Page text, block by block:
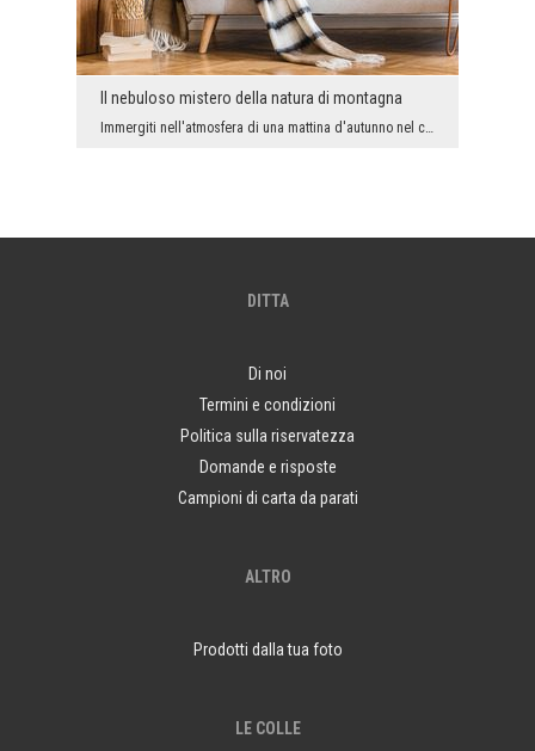
Il nebuloso mistero della natura di montagna
Immergiti nell'atmosfera di una mattina d'autunno nel cuore delle montagne, dove le foglie dorate...
DITTA
Di noi
Termini e condizioni
Politica sulla riservatezza
Domande e risposte
Campioni di carta da parati
ALTRO
Prodotti dalla tua foto
LE COLLE